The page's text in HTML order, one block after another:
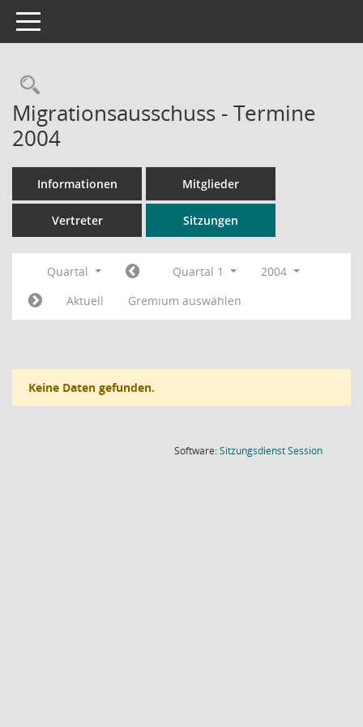
Toggle navigation
Rechercheauswahl
Migrationsausschuss - Termine
2004
Informationen Mitglieder
Vertreter Sitzungen
Quartal Quartal 1
2004
Aktuell
Gremium auswählen
Keine Daten gefunden.
Software:SitzungsdienstSession(Wird in